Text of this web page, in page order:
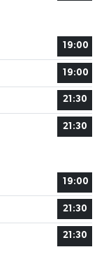
19:00
19:00
21:30
21:30
19:00
21:30
21:30